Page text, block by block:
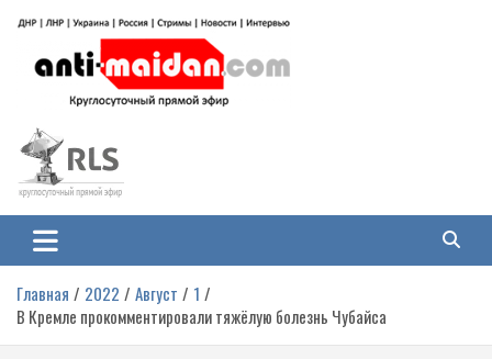
содержимому
Антимайдан: Гражданская война
на Украине
гражданской войне на Украине, включая события в Новороссии, ДНР,
ЛНР и других регионах.
Главная 2022 Август
1
В Кремле прокомментировали тяжёлую болезнь Чубайса